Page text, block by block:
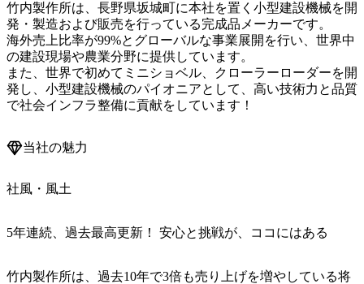
竹内製作所は、長野県坂城町に本社を置く小型建設機械を開
発・製造および販売を行っている完成品メーカーです。
海外売上比率が99%とグローバルな事業展開を行い、世界中
の建設現場や農業分野に提供しています。
また、世界で初めてミニショベル、クローラーローダーを開
発し、小型建設機械のパイオニアとして、高い技術力と品質
で社会インフラ整備に貢献をしています！
当社の魅力
社風・風土
5年連続、過去最高更新！ 安心と挑戦が、ココにはある
竹内製作所は、過去10年で3倍も売り上げを増やしている将